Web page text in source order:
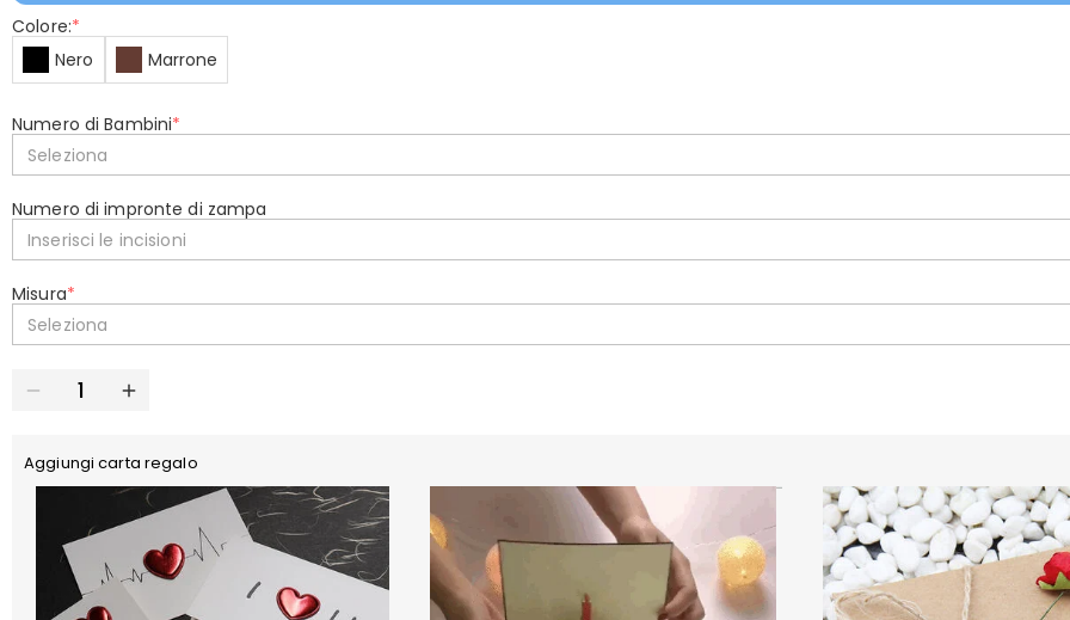
Colore:*
Nero
Marrone
Numero di Bambini*
Seleziona
Numero di impronte di zampa
Inserisci le incisioni
Misura*
Seleziona
Aggiungi carta regalo